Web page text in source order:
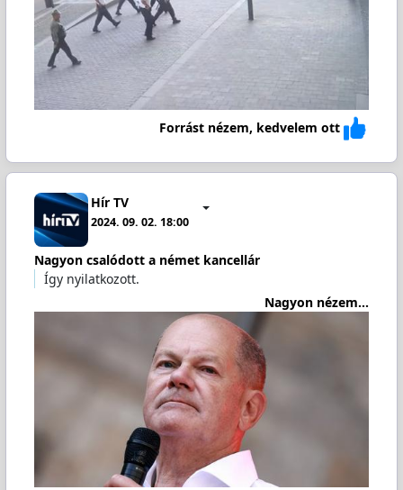
Forrást nézem, kedvelem ott
Hír TV
2024. 09. 02. 18:00
Nagyon csalódott a német kancellár
Így nyilatkozott.
Nagyon nézem...